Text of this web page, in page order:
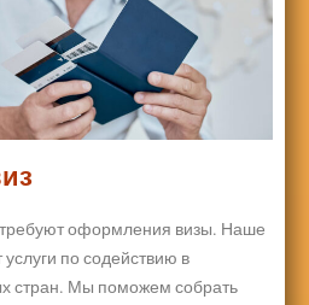
требуют оформления визы. Наше
услуги по содействию в
стран. Мы поможем собрать